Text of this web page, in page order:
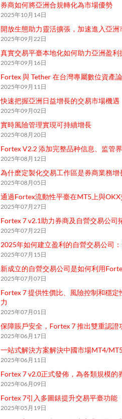
券商如何將亞洲合規轉化為市場優勢
2025年10月14日
開放生態助力靈活擴張，加速進入亞洲
2025年09月22日
真實交易平臺本地化如何助力亞洲盈利
2025年09月16日
Fortex 與 Tether 在台灣專屬數位資產
2025年09月11日
快速把握亞洲日益增長的交易市場機遇
2025年09月02日
實時風險管理實現可持續增長
2025年08月20日
Fortex V2.2 添加完整品种信息、监管
2025年08月12日
為什麽定製化交易工作區是券商業務
2025年08月05日
通過Fortex流動性平臺在MT5上與
2025年07月27日
Fortex 7 v2.1助力券商及自營交易公司
2025年07月22日
2025年如何建立盈利的自營交易公司
2025年07月15日
新成立的自營交易公司是如何利用
2025年07月07日
Fortex 7 提供性價比、風險控制和穩
力
2025年07月01日
保障賬戶安全，Fortex 7 推出雙重認證
2025年06月17日
一站式解決方案解決中國市場MT4/
2025年06月11日
Fortex 7 v2.0正式發佈，為各類規模的
2025年06月09日
Fortex 7引入多圖錶提升交易平臺功能
2025年05月19日